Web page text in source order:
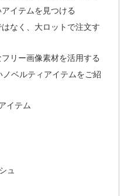
イテムを見つける
なく、大ロットで注文す
リー画像素材を活用する
ノベルティアイテムをご紹
イテム
ュ